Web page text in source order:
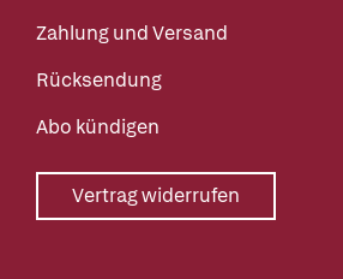
Zahlung und Versand
Rücksendung
Abo kündigen
Vertrag widerrufen